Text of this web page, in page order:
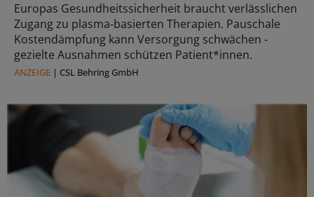
Europas Gesundheitssicherheit braucht verlässlichen
Zugang zu plasma‑basierten Therapien. Pauschale
Kostendämpfung kann Versorgung schwächen -
gezielte Ausnahmen schützen Patient*innen.
ANZEIGE | CSL Behring GmbH